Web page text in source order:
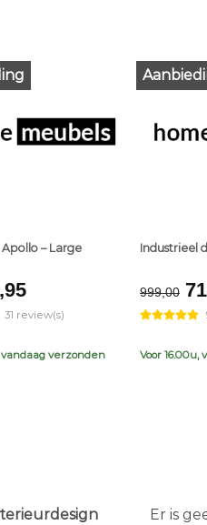
– Large
Current
price
€26,95.
31 review(s)
vandaag verzonden
Industrieel
999,00
Voor
Er is